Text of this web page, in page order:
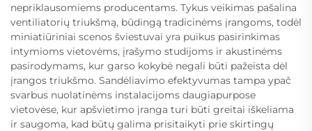
nepriklausomiems producentams. Tykus veikimas pašalina
ventiliatorių triukšmą, būdingą tradicinėms įrangoms, todėl
miniatiūriniai scenos šviestuvai yra puikus pasirinkimas
intymioms vietovėms, įrašymo studijoms ir akustinėms
pasirodymams, kur garso kokybė negali būti pažeista dėl
įrangos triukšmo. Sandėliavimo efektyvumas tampa ypač
svarbus nuolatinėms instalacijoms daugiapurpose
vietovėse, kur apšvietimo įranga turi būti greitai iškeliama
ir saugoma, kad būtų galima prisitaikyti prie skirtingų